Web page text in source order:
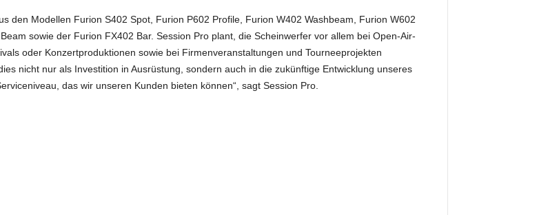
den Modellen Furion S402 Spot, Furion P602 Profile, Furion W402 Washbeam, Furion W602
sowie der Furion FX402 Bar. Session Pro plant, die Scheinwerfer vor allem bei Open-Air-
oder Konzertproduktionen sowie bei Firmenveranstaltungen und Tourneeprojekten
nicht nur als Investition in Ausrüstung, sondern auch in die zukünftige Entwicklung unseres
das wir unseren Kunden bieten können“, sagt Session Pro.